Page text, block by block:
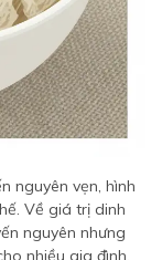
nguyên vẹn, hình
Về giá trị dinh
nguyên nhưng
nhiều gia đình.